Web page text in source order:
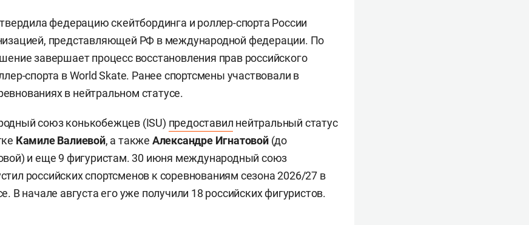
федерацию скейтбординга и роллер-спорта России
представляющей РФ в международной федерации. По
завершает процесс восстановления прав российского
спорта в World Skate. Ранее спортсмены участвовали в
в нейтральном статусе.
союз конькобежцев (ISU) предоставил нейтральный статус
Камиле Валиевой, а также Александре Игнатовой(до
и еще 9 фигуристам. 30 июня международный союз
российских спортсменов к соревнованиям сезона 2026/27 в
В начале августа его уже получили 18 российских фигуристов.